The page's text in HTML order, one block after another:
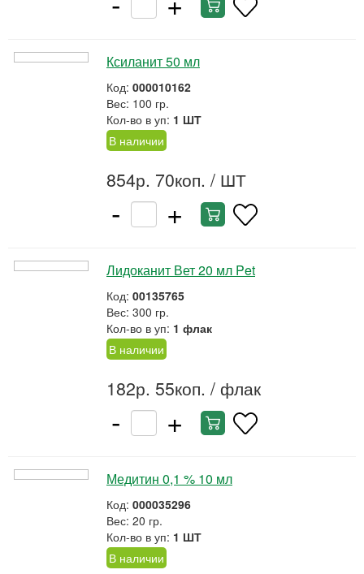
Ксиланит 50 мл
Код: 000010162
Вес: 100 гр.
Кол-во в уп: 1 ШТ
В наличии
854р. 70коп. / ШТ
- +
Лидоканит Вет 20 мл Pet
Код: 00135765
Вес: 300 гр.
Кол-во в уп: 1 флак
В наличии
182р. 55коп. / флак
- +
Медитин 0,1 % 10 мл
Код: 000035296
Вес: 20 гр.
Кол-во в уп: 1 ШТ
В наличии